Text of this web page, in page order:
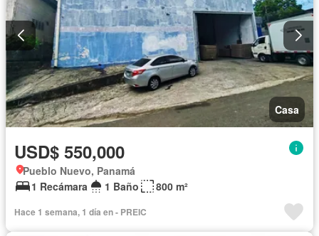
Casa
USD$ 550,000
Pueblo Nuevo, Panamá
1 Recámara
1 Baño 800 m²
Hace 1 semana, 1 día en - PREIC